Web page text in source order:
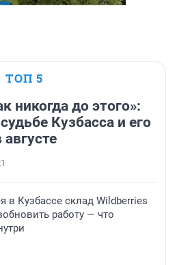
ТОП 5
никогда до этого»:
Кузбасса и его
в Кузбассе склад Wildberries
работу — что